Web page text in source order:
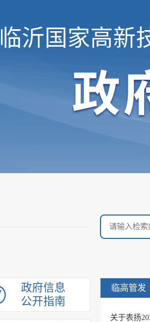
临沂国家高新
政府信息
公开指南
临高管发
关于表扬